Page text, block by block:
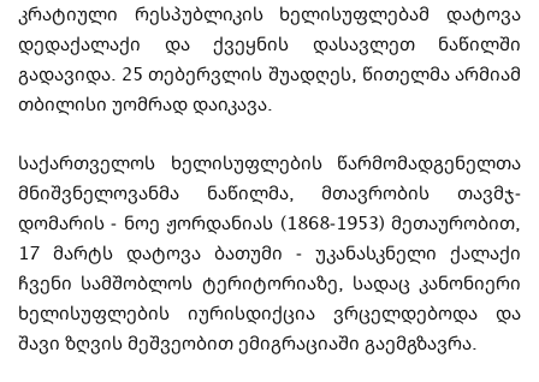
კრატიული რეს­პუ­ბ­ლი­კის ხელისუფ­ლე­­ბამ დატოვა
დედაქალაქი და ქვეყნის დასავ­ლე­თ ნაწილში
გადავიდა. 25 თე­ბერ­ვლის შუადღეს, წი­თე­ლმა არმიამ
თბილისი უომრად დაიკავა.
საქართველოს ხე­ლი­­სუფლების წარ­მო­მადგენელთა
მნიშვნე­ლო­ვანმა ნა­წილმა, მთა­­­ვ­რობის თავ­მ­ჯ­
დომარის- ნოე ჟორდანიას (1868-1953) მეთაურობით,
17 მარტს დატო­ვა ბა­თუმი - უკა­ნა­ს­კნელი ქა­ლა­ქი
ჩვენი სამშობლოს ტე­რი­ტორიაზე, სადაც კანონიე­რი
ხე­ლისუფლების იუ­რი­სდიქცია ვრცელ­დე­­ბო­და და
შავი ზღვის მეშვეობით ემიგ­რა­ცი­ა­ში გა­ემგზავრა.